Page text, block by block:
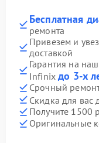
Бесплатная
ремонта
Привезем и
доставкой
Гарантия на
Infinixдо 3-х
Срочный
Скидка для вас
Получите 1500
Оригинальные